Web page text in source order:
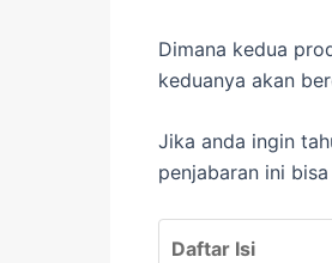
Dimana kedua
keduanya akan
Jika anda ingin
penjabaran ini
Daftar Isi